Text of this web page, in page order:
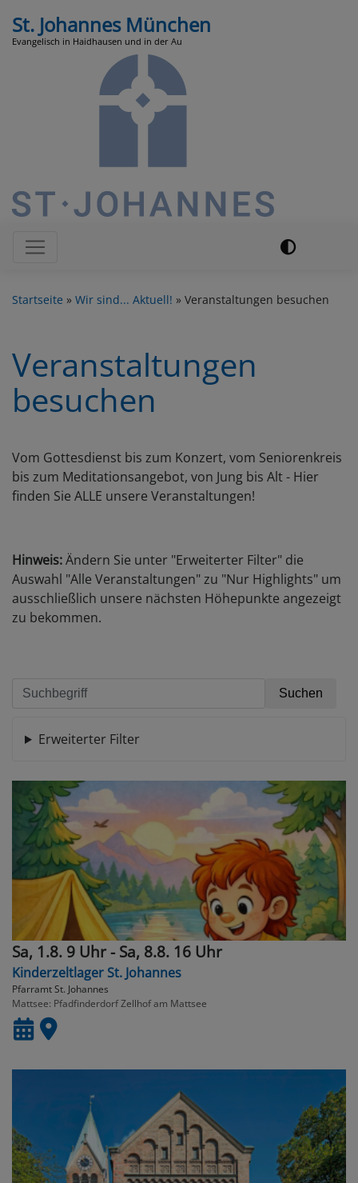
zum
Inhalt
St. Johannes München
Evangelisch in Haidhausen und in der Au
Hauptnavigation
Startseite Wir sind... Aktuell! Veranstaltungen besuchen
Veranstaltungen
besuchen
Vom Gottesdienst bis zum Konzert, vom Seniorenkreis
bis zum Meditationsangebot, von Jung bis Alt - Hier
finden Sie ALLE unsere Veranstaltungen!
Hinweis:Ändern Sie unter "Erweiterter Filter" die
Auswahl "Alle Veranstaltungen" zu "Nur Highlights" um
ausschließlich unsere nächsten Höhepunkte angezeigt
zu bekommen.
Erweiterter Filter
Sa, 1.8. 9 Uhr - Sa, 8.8. 16 Uhr
Kinderzeltlager St. Johannes
Pfarramt St. Johannes
Mattsee Pfadfinderdorf Zellhof am Mattsee